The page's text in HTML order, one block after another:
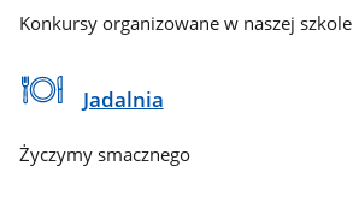
Konkursy organizowane w naszej szkole
Jadalnia
Życzymy smacznego